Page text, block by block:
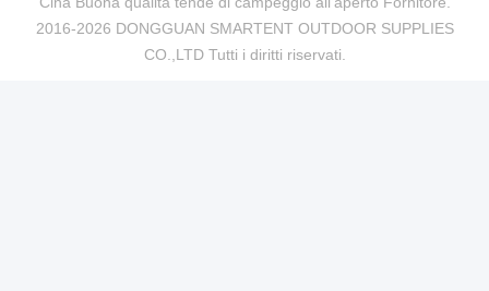
2016-2026 DONGGUAN SMARTENT OUTDOOR SUPPLIES
CO.,LTD Tutti i diritti riservati.